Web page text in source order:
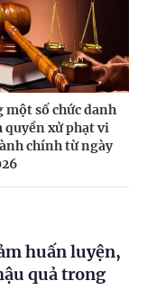
một số chức danh
quyền xử phạt vi
chính từ ngày
huấn luyện,
quả trong